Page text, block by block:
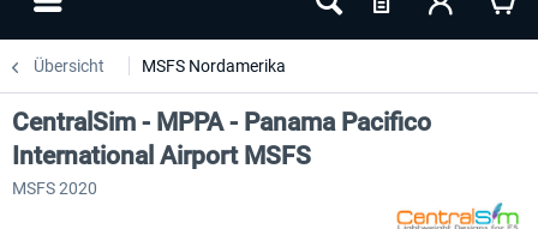
Übersicht MSFS Nordamerika
CentralSim - MPPA - Panama Pacifico
International Airport MSFS
MSFS 2020